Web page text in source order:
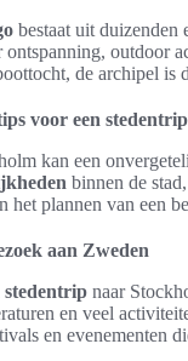
bestaat uit
outdoor
de archipel
voor een stedentrip
kan een
binnen de
het plannen van een
aan Zweden
stedentrip naar
en veel
en evenementen